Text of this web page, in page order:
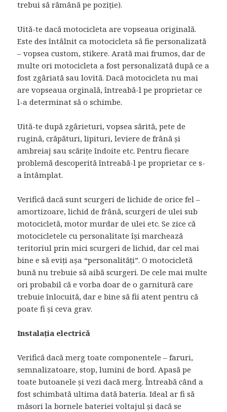
trebui să rămână pe poziție).
Uită-te dacă motocicleta are vopseaua originală.
Este des întâlnit ca motocicleta să fie personalizată
– vopsea custom, stikere. Arată mai frumos, dar de
multe ori motocicleta a fost personalizată după ce a
fost zgâriată sau lovită. Dacă motocicleta nu mai
are vopseaua orginală, întreabă-l pe proprietar ce
l-a determinat să o schimbe.
Uită-te după zgârieturi, vopsea sărită, pete de
rugină, crăpături, lipituri, leviere de frână și
ambreiaj sau scărițe îndoite etc. Pentru fiecare
problemă descoperită întreabă-l pe proprietar ce s-
a întâmplat.
Verifică dacă sunt scurgeri de lichide de orice fel –
amortizoare, lichid de frână, scurgeri de ulei sub
motocicletă, motor murdar de ulei etc. Se zice că
motocicletele cu personalitate își marchează
teritoriul prin mici scurgeri de lichid, dar cel mai
bine e să eviți așa “personalități”. O motocicletă
bună nu trebuie să aibă scurgeri. De cele mai multe
ori probabil că e vorba doar de o garnitură care
trebuie înlocuită, dar e bine să fii atent pentru că
poate fi și ceva grav.
Instalația electrică
Verifică dacă merg toate componentele – faruri,
semnalizatoare, stop, lumini de bord. Apasă pe
toate butoanele și vezi dacă merg. Întreabă când a
fost schimbată ultima dată bateria. Ideal ar fi să
măsori la bornele bateriei voltajul și dacă se